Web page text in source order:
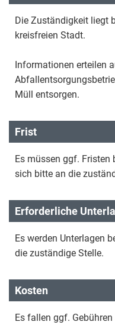
Die Zuständigkeit liegt
kreisfreien Stadt.
Informationen erteilen
Müll entsorgen.
Frist
Es müssen ggf. Fristen
sich bitte an die
Erforderliche
Es werden Unterlagen
die zuständige Stelle.
Kosten
Es fallen ggf.